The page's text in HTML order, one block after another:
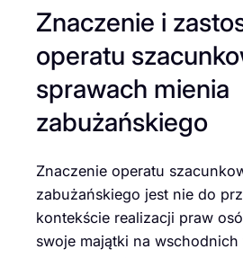
Znaczenie i
operatu
sprawach mienia
zabużańskiego
Znaczenie operatu
zabużańskiego jest nie do
kontekście realizacji praw
swoje majątki na wschodnich